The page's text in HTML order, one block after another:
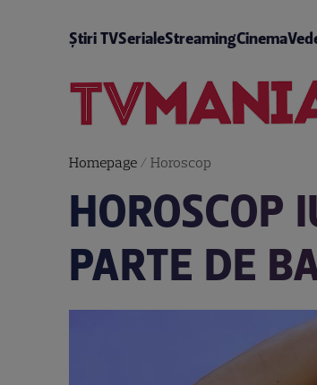
Știri TVSerialeStreamingCinema
Homepage/ Horoscop
HOROSCOP
PARTE DE